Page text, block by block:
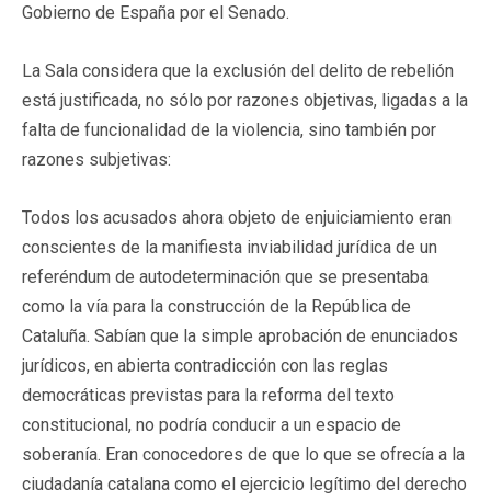
Gobierno de España por el Senado.
La Sala considera que la exclusión del delito de rebelión
está justificada, no sólo por razones objetivas, ligadas a la
falta de funcionalidad de la violencia, sino también por
razones subjetivas:
Todos los acusados ahora objeto de enjuiciamiento eran
conscientes de la manifiesta inviabilidad jurídica de un
referéndum de autodeterminación que se presentaba
como la vía para la construcción de la República de
Cataluña. Sabían que la simple aprobación de enunciados
jurídicos, en abierta contradicción con las reglas
democráticas previstas para la reforma del texto
constitucional, no podría conducir a un espacio de
soberanía. Eran conocedores de que lo que se ofrecía a la
ciudadanía catalana como el ejercicio legítimo del derecho